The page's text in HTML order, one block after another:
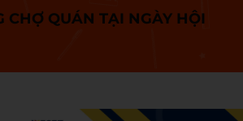
CHỢ QUÁN TẠI NGÀY HỘI